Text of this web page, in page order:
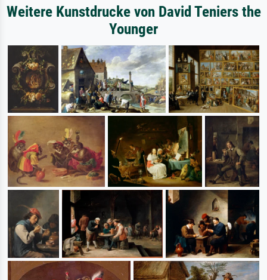
Weitere Kunstdrucke von David Teniers the
Younger